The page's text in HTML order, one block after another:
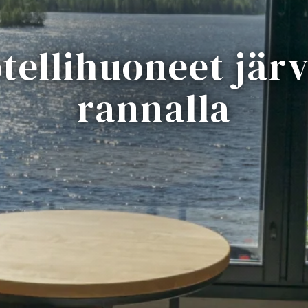
rannalla